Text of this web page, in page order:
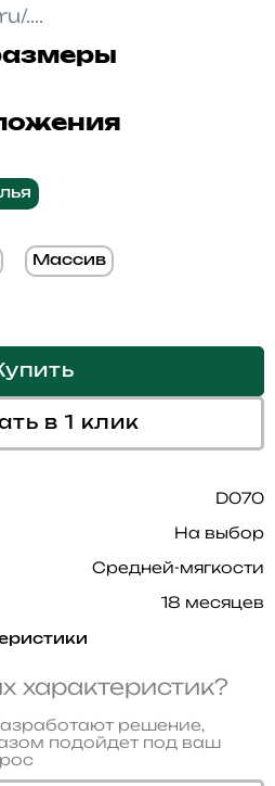
Массив
в 1 клик
D070
На выбор
Средней-мягкости
18 месяцев
характеристик?
решение,
подойдет под ваш